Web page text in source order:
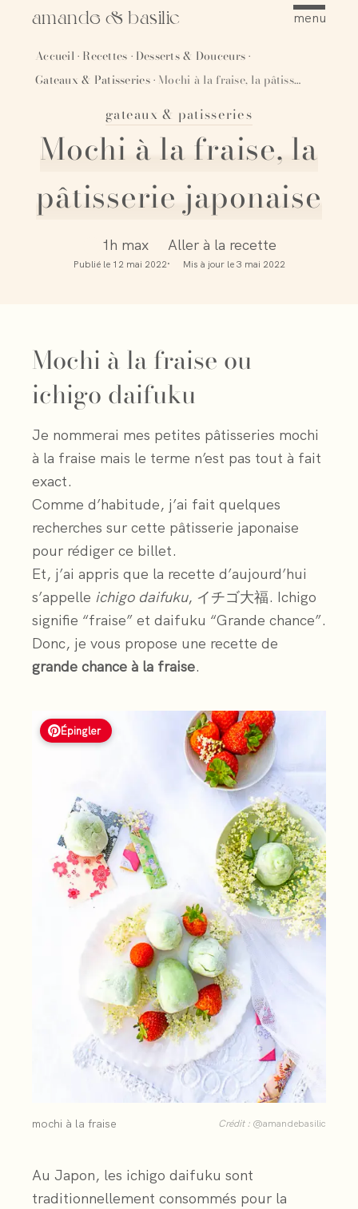
amande & basilic menu
Accueil · Recettes · Desserts & Douceurs ·
Gateaux & Patisseries · Mochi à la fraise, la pâtisserie japonaise
gateaux & patisseries
Mochi à la fraise, la
pâtisserie japonaise
1h max Aller à la recette
Publié le 12 mai 2022 Mis à jour le3 mai 2022
Mochi à la fraise ou
ichigo daifuku
Je nommerai mes petites pâtisseries mochi
à la fraise mais le terme n’est pas tout à fait
exact.
Comme d’habitude, j’ai fait quelques
recherches sur cette pâtisserie japonaise
pour rédiger ce billet.
Et, j’ai appris que la recette d’aujourd’hui
s’appelle ichigo daifuku, イチゴ大福. Ichigo
signifie “fraise” et daifuku “Grande chance”.
Donc, je vous propose une recette de
grande chance à la fraise.
Épingler
mochi à la fraise Crédit : @amandebasilic
Au Japon, les ichigo daifuku sont
traditionnellement consommés pour la